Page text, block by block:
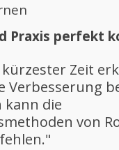
Praxis perfekt
Zeit
Verbesserung
kann die
von